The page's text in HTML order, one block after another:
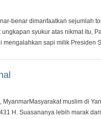
benar dimanfaatkan sejumlah
syukur atas nikmat itu,
mengalahkan sapi milik Presiden
muslim di
H. Suasananya lebih marak